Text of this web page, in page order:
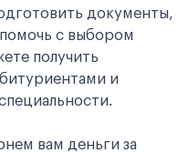
документы,
с выбором
получить
и
вам деньги за